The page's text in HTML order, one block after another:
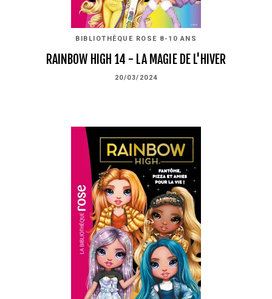
BIBLIOTHÈQUE ROSE 8-10 ANS
RAINBOW HIGH 14 - LA MAGIE DE L'HIVER
20/03/2024